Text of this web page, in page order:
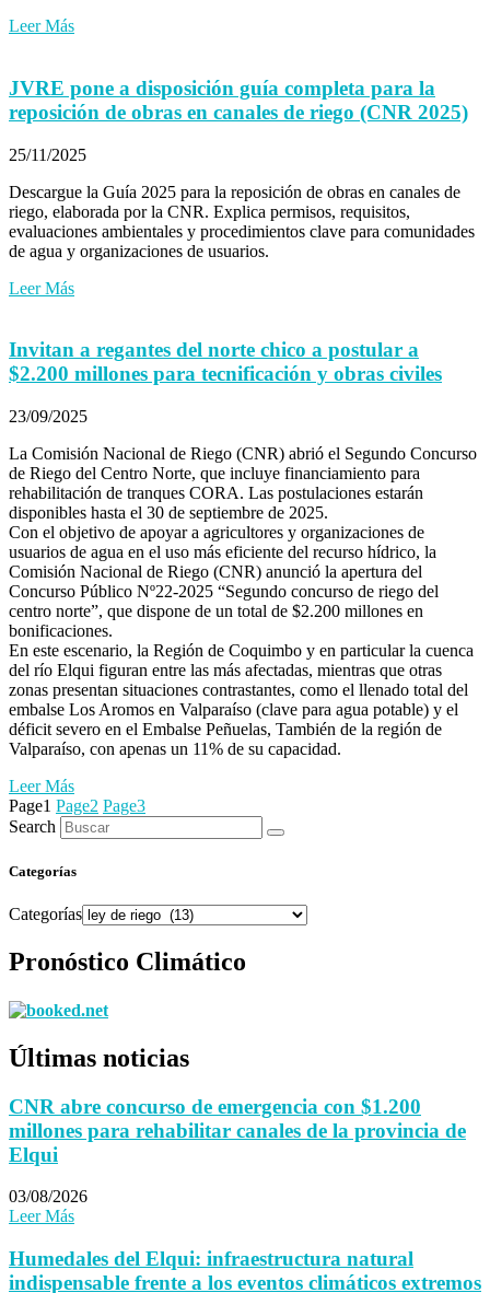
Leer Más
JVRE pone a disposición guía completa para la
reposición de obras en canales de riego (CNR 2025)
25/11/2025
Descargue la Guía 2025 para la reposición de obras en canales de
riego, elaborada por la CNR. Explica permisos, requisitos,
evaluaciones ambientales y procedimientos clave para comunidades
de agua y organizaciones de usuarios.
Leer Más
Invitan a regantes del norte chico a postular a
$2.200 millones para tecnificación y obras civiles
23/09/2025
La Comisión Nacional de Riego (CNR) abrió el Segundo Concurso
de Riego del Centro Norte, que incluye financiamiento para
rehabilitación de tranques CORA. Las postulaciones estarán
disponibles hasta el 30 de septiembre de 2025.
Con el objetivo de apoyar a agricultores y organizaciones de
usuarios de agua en el uso más eficiente del recurso hídrico, la
Comisión Nacional de Riego (CNR) anunció la apertura del
Concurso Público Nº22-2025 “Segundo concurso de riego del
centro norte”, que dispone de un total de $2.200 millones en
bonificaciones.
En este escenario, la Región de Coquimbo y en particular la cuenca
del río Elqui figuran entre las más afectadas, mientras que otras
zonas presentan situaciones contrastantes, como el llenado total del
embalse Los Aromos en Valparaíso (clave para agua potable) y el
déficit severo en el Embalse Peñuelas, También de la región de
Valparaíso, con apenas un 11% de su capacidad.
Leer Más
Page1 Page2 Page3
Search
Categorías
Categorías
Pronóstico Climático
Últimas noticias
CNR abre concurso de emergencia con $1.200
millones para rehabilitar canales de la provincia de
Elqui
03/08/2026
Leer Más
Humedales del Elqui: infraestructura natural
indispensable frente a los eventos climáticos extremos